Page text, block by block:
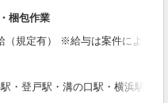
梱包作業
（規定有） ※給与は案件により
・登戸駅・溝の口駅・横浜駅・